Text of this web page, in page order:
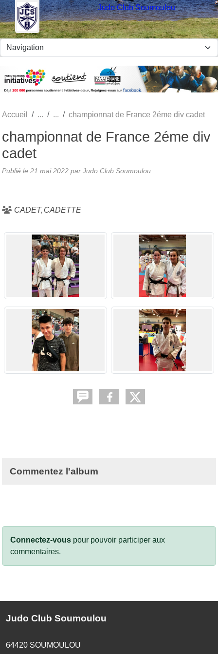
Judo Club Soumoulou
Accueil championnat de France 2éme div cadet
championnat de France 2éme div
cadet
Publié le 21 mai 2022 par Judo Club Soumoulou
CADET CADETTE
Commentez l'album
Connectez-vous pour pouvoir participer aux
commentaires.
Judo Club Soumoulou
64420 SOUMOULOU
Panneau de gestion des cookies